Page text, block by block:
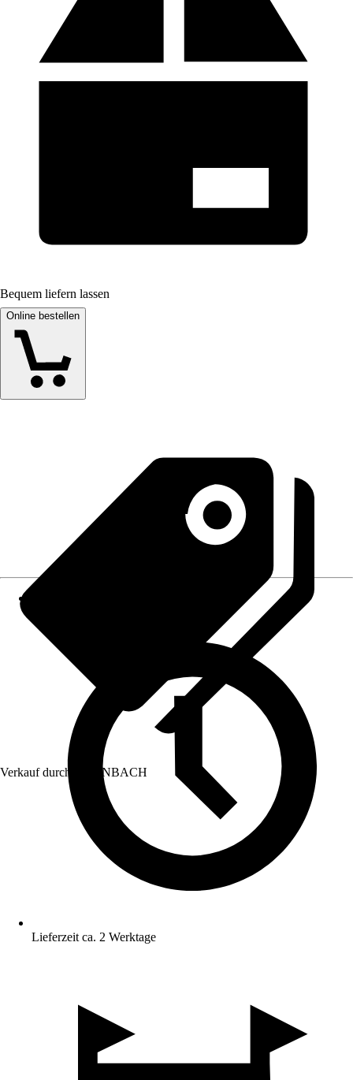
Bequem liefern lassen
Online bestellen
Verkauf durch: HORNBACH
Lieferzeit ca. 2 Werktage